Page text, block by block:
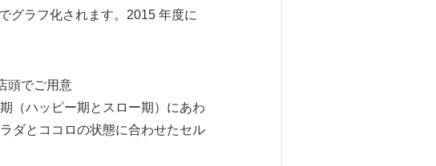
グラフ化されます。2015 年度に
頭でご用意
（ハッピー期とスロー期）にあわ
ダとココロの状態に合わせたセル